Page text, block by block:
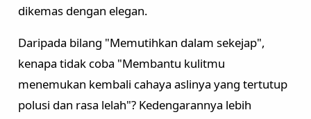
Layanan Desain Produksi
dikemas dengan elegan.
Daripada bilang "Memutihkan dalam sekejap",
kenapa tidak coba "Membantu kulitmu
menemukan kembali cahaya aslinya yang tertutup
polusi dan rasa lelah"? Kedengarannya lebih